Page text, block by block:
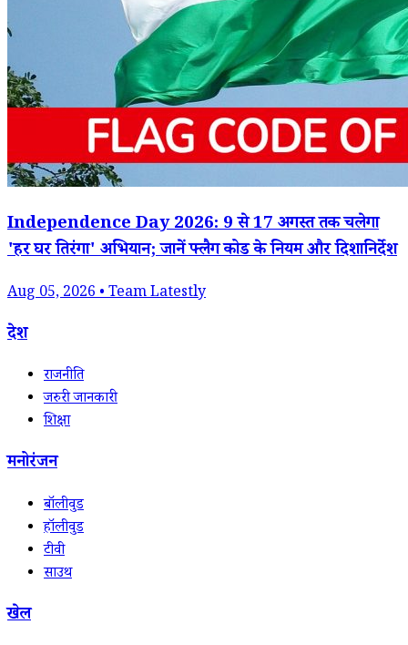
Independence Day 2026: 9 से 17 अगस्त तक चलेगा
'हर घर तिरंगा' अभियान; जानें फ्लैग कोड के नियम और दिशानिर्देश
Aug 05, 2026 • Team Latestly
देश
राजनीति
जरुरी जानकारी
शिक्षा
मनोरंजन
बॉलीवुड
हॉलीवुड
टीवी
साउथ
खेल